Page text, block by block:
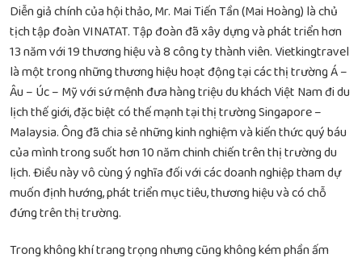
Diễn giả chính của hội thảo, Mr. Mai Tiến Tần (Mai Hoàng) là chủ
tịch tập đoàn VINATAT. Tập đoàn đã xây dựng và phát triển hơn
13 năm với 19 thương hiệu và 8 công ty thành viên. Vietkingtravel
là một trong những thương hiệu hoạt động tại các thị trường Á –
Âu – Úc – Mỹ với sứ mệnh đưa hàng triệu du khách Việt Nam đi du
lịch thế giới, đặc biệt có thế mạnh tại thị trường Singapore –
Malaysia. Ông đã chia sẻ những kinh nghiệm và kiến thức quý báu
của mình trong suốt hơn 10 năm chinh chiến trên thị trường du
lịch. Điều này vô cùng ý nghĩa đối với các doanh nghiệp tham dự
muốn định hướng, phát triển mục tiêu, thương hiệu và có chỗ
đứng trên thị trường.
Trong không khí trang trọng nhưng cũng không kém phần ấm